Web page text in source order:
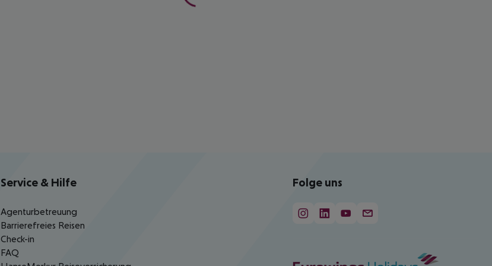
Service & Hilfe
Agenturbetreuung
Barrierefreies Reisen
Check-in
FAQ
Folge uns